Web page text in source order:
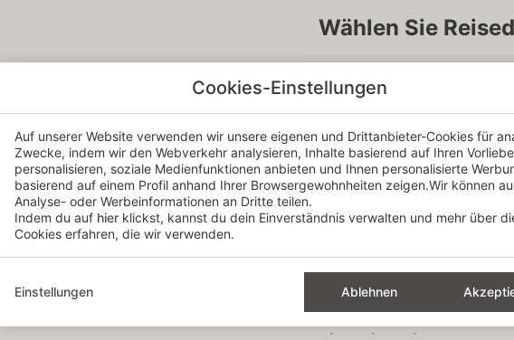
Wählen Sie
1
-
2
-
3
-
4
-
7 8 9 10 11
14 15 16 17 18
21 22
-
23 24 25
-
- - -
Cookies-Einstellungen
Auf unserer Website verwenden wir unsere eigenen und Drittanbieter-Cookies für
Zwecke, indem wir den Webverkehr analysieren, Inhalte basierend auf Ihren
personalisieren, soziale Medienfunktionen anbieten und Ihnen personalisierte
basierend auf einem Profil anhand Ihrer Browsergewohnheiten zeigen.Wir können
Analyse- oder Werbeinformationen an Dritte teilen.
Indem du auf hier klickst, kannst du dein Einverständnis verwalten und mehr über
Cookies erfahren, die wir verwenden.
Einstellungen Ablehnen